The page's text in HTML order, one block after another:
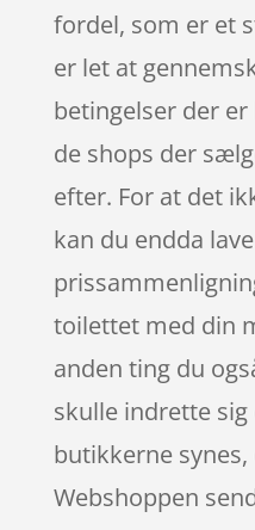
fordel, som er et
er let at
betingelser der
de shops der
efter. For at det
kan du endda
toilettet med din
anden ting du
skulle indrette
butikkerne
Webshoppen